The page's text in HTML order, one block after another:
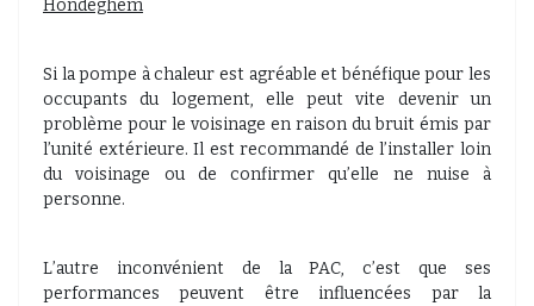
Hondeghem
Si la pompe à chaleur est agréable et bénéfique pour les
occupants du logement, elle peut vite devenir un
problème pour le voisinage en raison du bruit émis par
l’unité extérieure. Il est recommandé de l’installer loin
du voisinage ou de confirmer qu’elle ne nuise à
personne.
L’autre inconvénient de la PAC, c’est que ses
performances peuvent être influencées par la